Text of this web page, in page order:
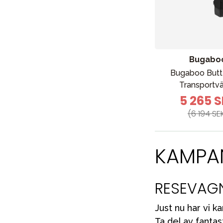
Bugaboo
5 265
(6 194
Just nu har vi
Nyheter
Barnvagnar
Bilbarnstolar
Babypaket
Barn & Baby
Leksaker